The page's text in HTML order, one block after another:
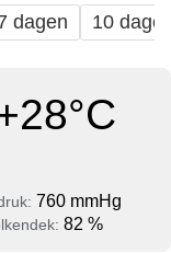
dagen 10
760 mmHg
82 %